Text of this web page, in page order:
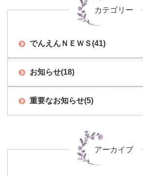
カテゴリー
でんえんＮＥＷＳ(41)
お知らせ(18)
重要なお知らせ(5)
アーカイブ